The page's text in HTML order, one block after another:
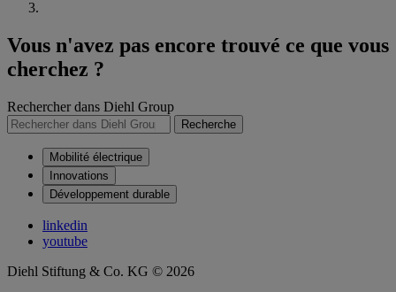
Vous n'avez pas encore trouvé ce que vous
cherchez ?
Rechercher dans Diehl Group
Recherche
Mobilité électrique
Innovations
Développement durable
linkedin
youtube
Diehl Stiftung & Co. KG © 2026